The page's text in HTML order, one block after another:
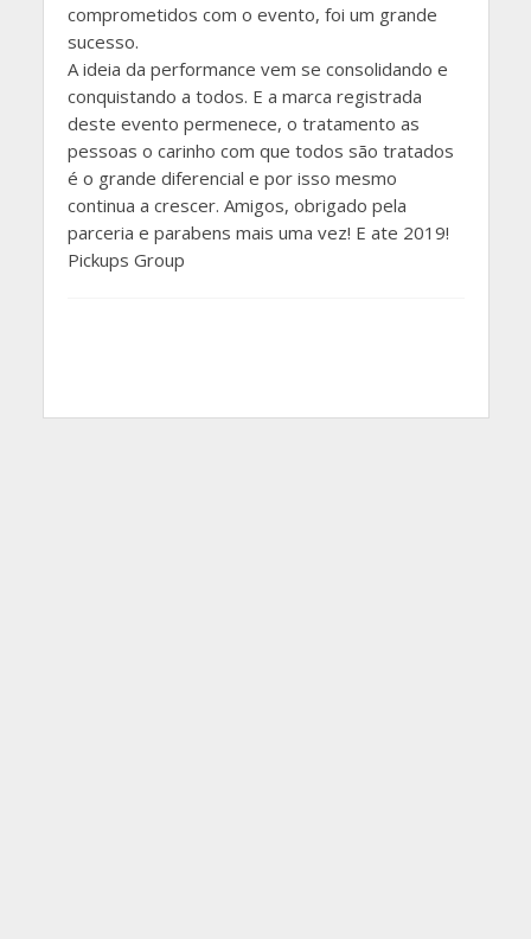
comprometidos com o evento, foi um grande
sucesso.
A ideia da performance vem se consolidando e
conquistando a todos. E a marca registrada
deste evento permenece, o tratamento as
pessoas o carinho com que todos são tratados
é o grande diferencial e por isso mesmo
continua a crescer. Amigos, obrigado pela
parceria e parabens mais uma vez! E ate 2019!
Pickups Group